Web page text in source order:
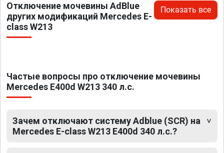
Отключение мочевины AdBlue
других модификаций Mercedes E-
class W213
Показать все
Частые вопросы про отключение мочевины
Mercedes E400d W213 340 л.с.
Зачем отключают систему Adblue (SCR) на
Mercedes E-class W213 E400d 340 л.с.?